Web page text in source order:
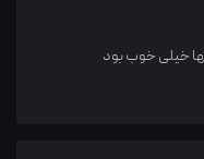
خیلی خوب بود